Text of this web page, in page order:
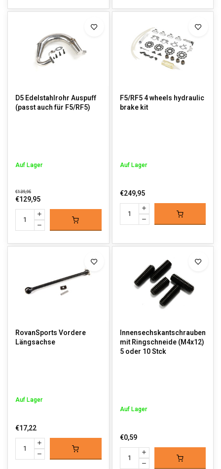
D5 Edelstahlrohr Auspuff
(passt auch für F5/RF5)
Auf Lager
€139,95
€129,95
F5/RF5 4 wheels hydraulic
brake kit
Auf Lager
€249,95
RovanSports Vordere
Längsachse
Auf Lager
€17,22
Innensechskantschrauben
mit Ringschneide (M4x12)
5 oder 10 Stck
Auf Lager
€0,59